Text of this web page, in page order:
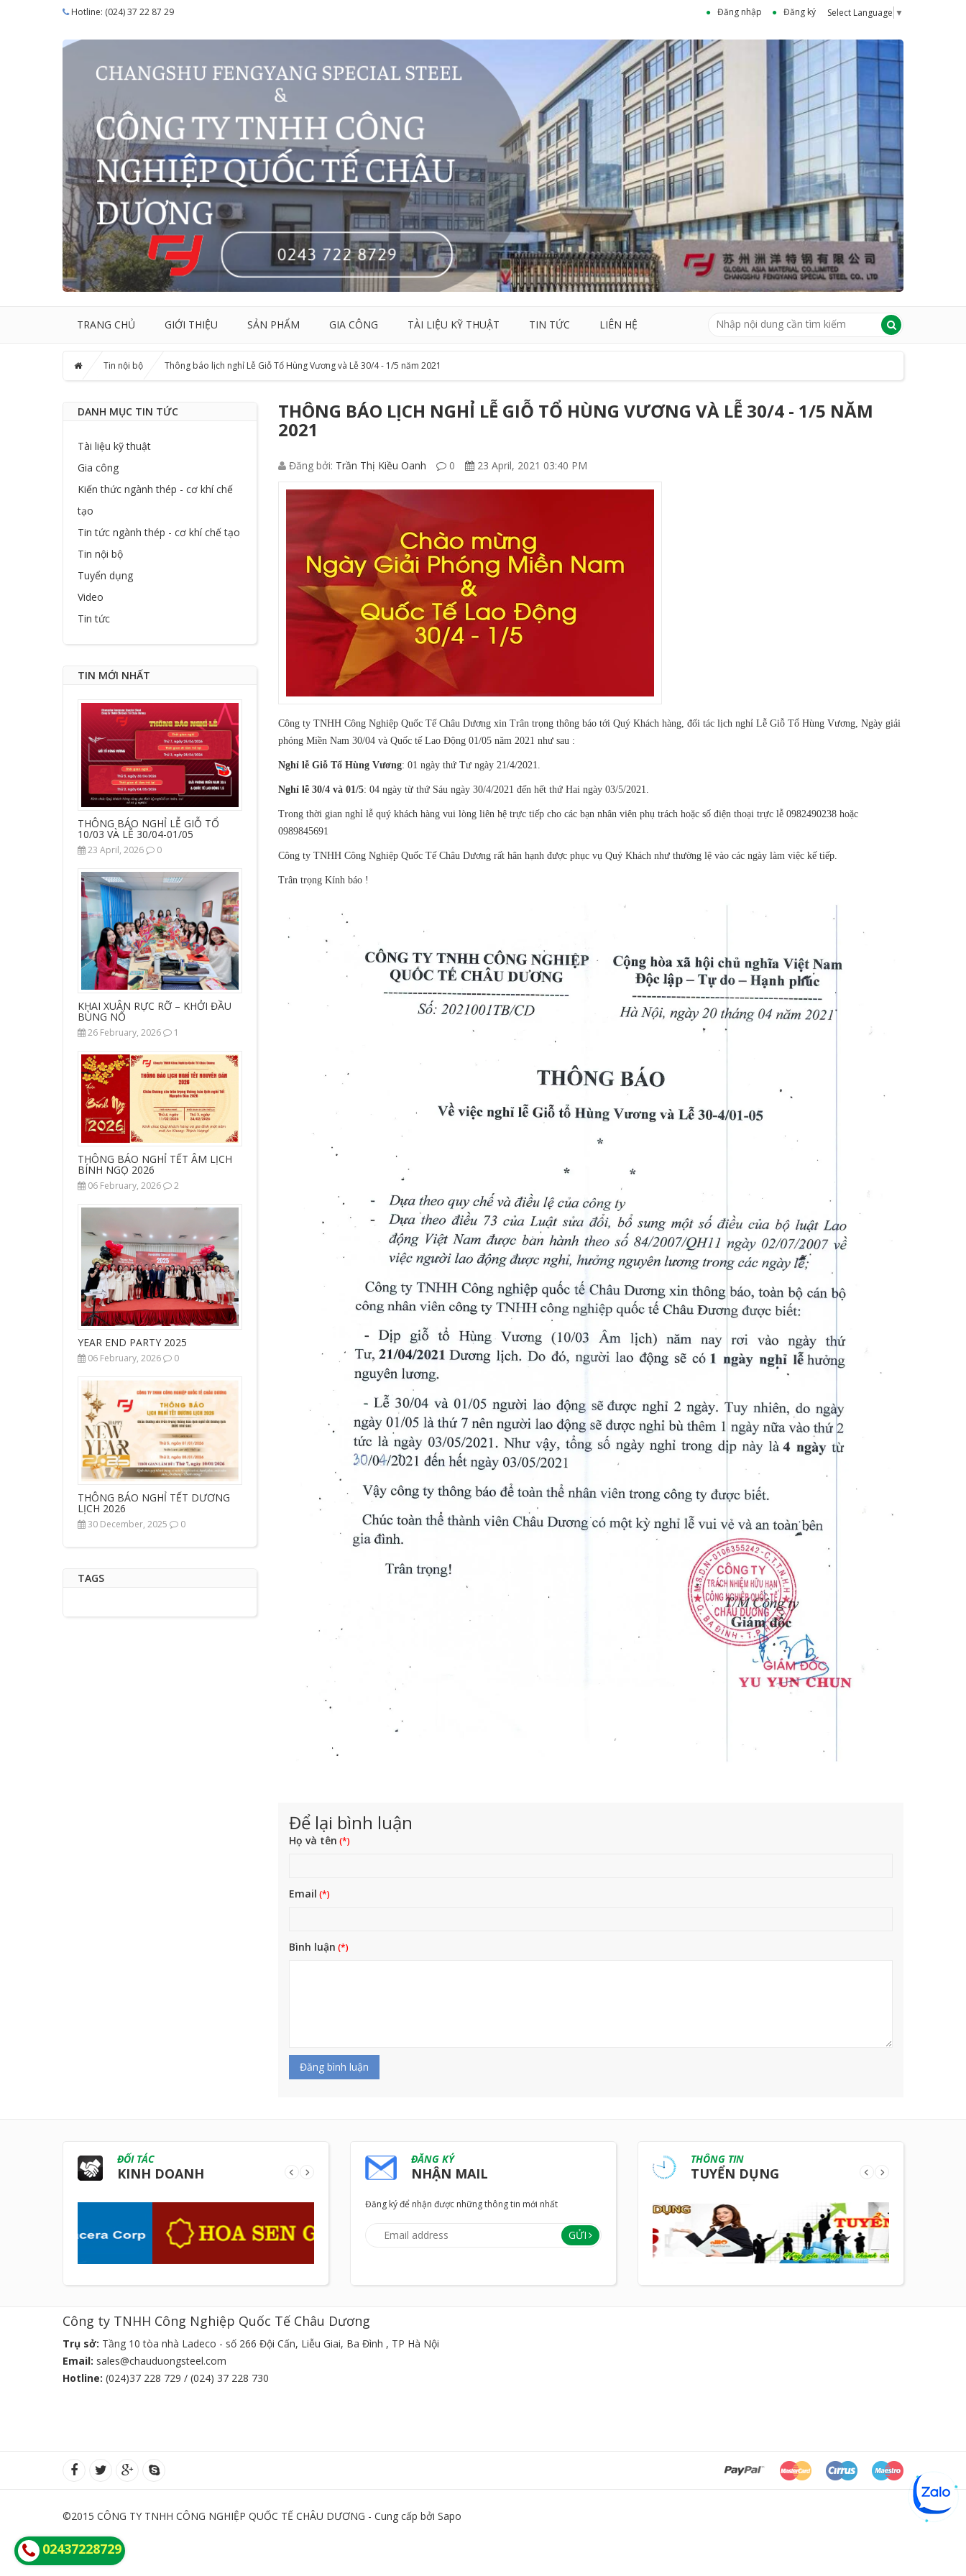
Hotline: (024) 37 22 87 29 Đăng nhập Đăng ký Select Language ▼
TRANG CHỦ GIỚI THIỆU SẢN PHẨM GIA CÔNG TÀI LIỆU KỸ THUẬT TIN TỨC LIÊN HỆ
Tin nội bộ Thông báo lịch nghỉ Lễ Giỗ Tổ Hùng Vương và Lễ 30/4 - 1/5 năm 2021
DANH MỤC TIN TỨC
Tài liệu kỹ thuật
Gia công
Kiến thức ngành thép - cơ khí chế
tạo
Tin tức ngành thép - cơ khí chế tạo
Tin nội bộ
Tuyển dụng
Video
Tin tức
TIN MỚI NHẤT
THÔNG BÁO NGHỈ LỄ GIỖ TỔ
10/03 VÀ LỄ 30/04-01/05
23 April, 2026 0
KHAI XUÂN RỰC RỠ – KHỞI ĐẦU
BÙNG NỔ
26 February, 2026 1
THÔNG BÁO NGHỈ TẾT ÂM LỊCH
BÍNH NGỌ 2026
06 February, 2026 2
YEAR END PARTY 2025
06 February, 2026 0
THÔNG BÁO NGHỈ TẾT DƯƠNG
LỊCH 2026
30 December, 2025 0
TAGS
THÔNG BÁO LỊCH NGHỈ LỄ GIỖ TỔ HÙNG VƯƠNG VÀ LỄ 30/4 - 1/5 NĂM
2021
Đăng bởi: Trần Thị Kiều Oanh 0 23 April, 2021 03:40 PM
Công ty TNHH Công Nghiệp Quốc Tế Châu Dương xin Trân trọng thông báo tới Quý Khách hàng, đối tác lịch nghỉ Lễ Giỗ Tổ Hùng Vương, Ngày giải
phóng Miền Nam 30/04 và Quốc tế Lao Động 01/05 năm 2021 như sau :
Nghỉ lễ Giỗ Tổ Hùng Vương: 01 ngày thứ Tư ngày 21/4/2021.
Nghỉ lễ 30/4 và 01/5: 04 ngày từ thứ Sáu ngày 30/4/2021 đến hết thứ Hai ngày 03/5/2021.
Trong thời gian nghỉ lễ quý khách hàng vui lòng liên hệ trực tiếp cho các bạn nhân viên phụ trách hoặc số điện thoại trực lễ 0982490238 hoặc
0989845691
Công ty TNHH Công Nghiệp Quốc Tế Châu Dương rất hân hạnh được phục vụ Quý Khách như thường lệ vào các ngày làm việc kế tiếp.
Trân trọng Kính báo !
Để lại bình luận
Họ và tên
Email
Bình luận
Đăng bình luận
ĐỐI TÁC
KINH DOANH
ĐĂNG KÝ
NHẬN MAIL
Đăng ký để nhận được những thông tin mới nhất
GỬI
THÔNG TIN
TUYỂN DỤNG
Công ty TNHH Công Nghiệp Quốc Tế Châu Dương
Trụ sở: Tầng 10 tòa nhà Ladeco - số 266 Đội Cấn, Liễu Giai, Ba Đình , TP Hà Nội
Email: sales@chauduongsteel.com
Hotline: (024)37 228 729 / (024) 37 228 730
©2015 CÔNG TY TNHH CÔNG NGHIỆP QUỐC TẾ CHÂU DƯƠNG - Cung cấp bởi Sapo
02437228729